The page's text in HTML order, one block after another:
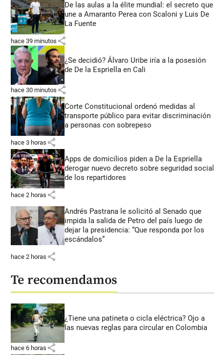
De las aulas a la élite mundial: el secreto que
une a Amaranto Perea con Scaloni y Luis De
La Fuente
hace 39 minutos share
¿Se decidió? Álvaro Uribe iría a la posesión
de De la Espriella en Cali
hace 30 minutos share
Corte Constitucional ordenó medidas al
transporte público para evitar discriminación
a personas con sobrepeso
hace 3 horas share
Apps de domicilios piden a De la Espriella
derogar nuevo decreto sobre seguridad social
de los repartidores
hace 2 horas share
Andrés Pastrana le solicitó al Senado que
impida la salida de Petro del país luego de
dejar la presidencia: “Que responda por los
escándalos”
hace 2 horas share
Te recomendamos
¿Tiene una patineta o cicla eléctrica? Ojo a
las nuevas reglas para circular en Colombia
hace 6 horas share